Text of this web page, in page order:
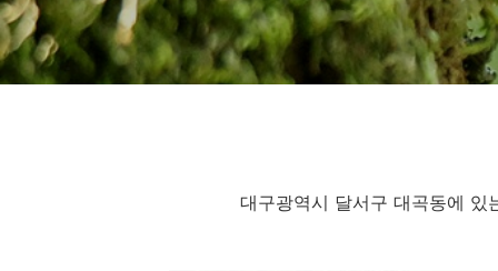
대구광역시 달서구 대곡동에 있